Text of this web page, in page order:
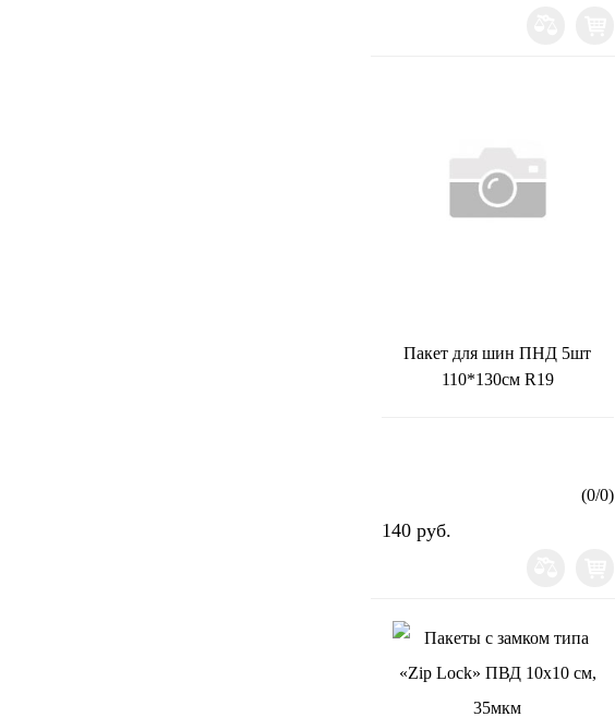
Пакет для шин ПНД 5шт
110*130см R19
(0/0)
140 руб.